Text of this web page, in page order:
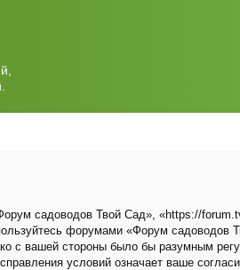
садоводов Твой Сад», «https://
форумами «Форум садоводов
вашей стороны было бы разумным
условий означает ваше